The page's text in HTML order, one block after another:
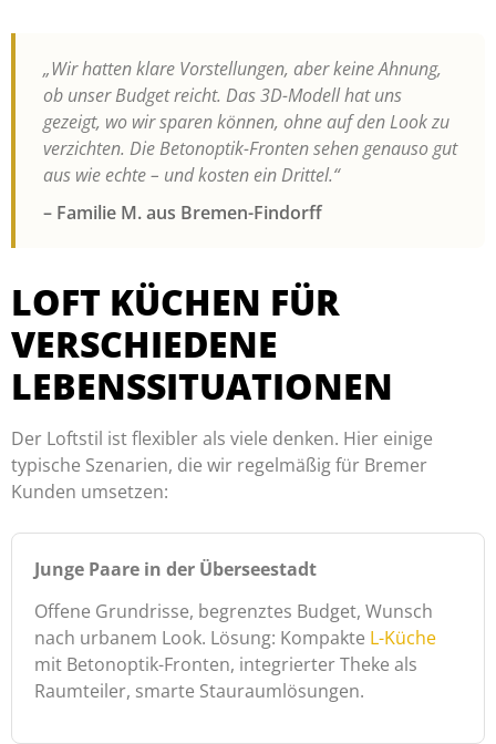
„Wir hatten klare Vorstellungen, aber keine Ahnung,
ob unser Budget reicht. Das 3D-Modell hat uns
gezeigt, wo wir sparen können, ohne auf den Look zu
verzichten. Die Betonoptik-Fronten sehen genauso gut
aus wie echte – und kosten ein Drittel.“
– Familie M. aus Bremen-Findorff
LOFT KÜCHEN FÜR
VERSCHIEDENE
LEBENSSITUATIONEN
Der Loftstil ist flexibler als viele denken. Hier einige
typische Szenarien, die wir regelmäßig für Bremer
Kunden umsetzen:
Junge Paare in der Überseestadt
Offene Grundrisse, begrenztes Budget, Wunsch
nach urbanem Look. Lösung: Kompakte L-Küche
mit Betonoptik-Fronten, integrierter Theke als
Raumteiler, smarte Stauraumlösungen.